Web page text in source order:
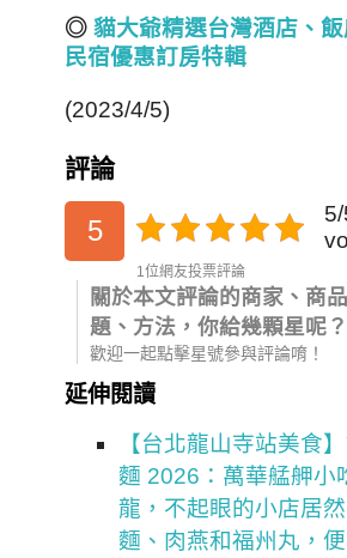
◎ 貓大爺精選台灣酒店 、
民宿優惠訂房特輯
(2023/4/5)
評論
5
1位網友投票評論
關於本文評論的商家、商
題、方法，你給幾顆星呢？
歡迎一起點擊星號參與評論唷！
延伸閱讀
【台北龍山寺站美食
麵 2026：萬華艋舺小
龍，不起眼的小店居
麵、肉燕和福州丸，